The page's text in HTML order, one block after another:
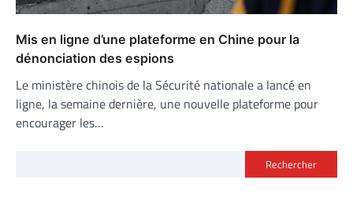
Mis en ligne d’une plateforme en Chine pour la
dénonciation des espions
Le ministère chinois de la Sécurité nationale a lancé en
ligne, la semaine dernière, une nouvelle plateforme pour
encourager les…
Rechercher